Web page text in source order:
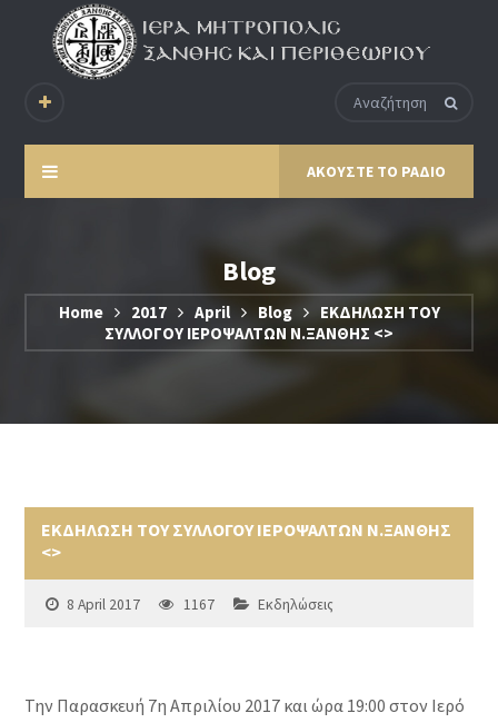
ΑΚΟΥΣΤΕ ΤΟ ΡΑΔΙΟ
Blog
Home 2017 April Blog
ΕΚΔΗΛΩΣΗ ΤΟΥ
ΣΥΛΛΟΓΟΥ ΙΕΡΟΨΑΛΤΩΝ Ν.ΞΑΝΘΗΣ <>
ΕΚΔΗΛΩΣΗ ΤΟΥ ΣΥΛΛΟΓΟΥ ΙΕΡΟΨΑΛΤΩΝ Ν.ΞΑΝΘΗΣ
<>
8 April 2017 1167 Εκδηλώσεις
Την Παρασκευή 7η Απριλίου 2017 και ώρα 19:00 στον Ιερό